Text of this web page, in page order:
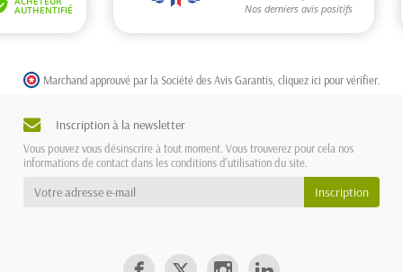
Marchand approuvé par la Société des Avis Garantis, cliquez ici pour vérifier
Inscription à la newsletter
Vous pouvez vous désinscrire à tout moment. Vous trouverez pour cela nos
informations de contact dans les conditions d'utilisation du site.